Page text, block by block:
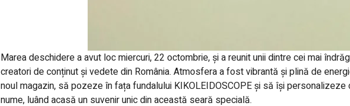
Marea deschidere a avut loc miercuri, 22 octombrie, și a reunit unii dintre cei mai
creatori de conținut și vedete din România. Atmosfera a fost vibrantă și plină de
noul magazin, să pozeze în fața fundalului KIKOLEIDOSCOPE și să își
nume, luând acasă un suvenir unic din această seară specială.